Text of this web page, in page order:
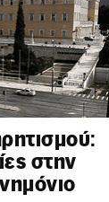
στην